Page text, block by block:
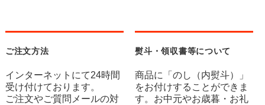
ご注文方法
インターネットにて24時間
受け付けております。
ご注文やご質問メールの対
熨斗・領収書等について
商品に「のし（内熨斗）」
をお付けすることができま
す。お中元やお歳暮・お礼